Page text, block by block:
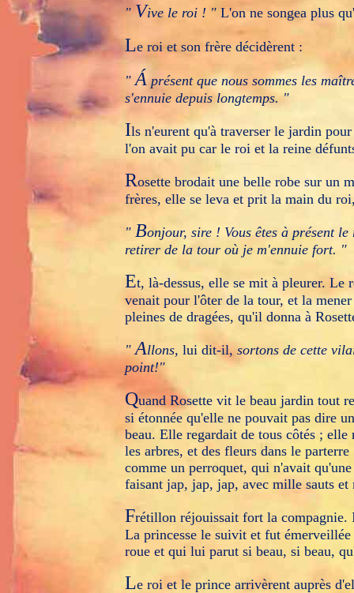
"Vive le roi ! " L'on ne songea plus
Le roi et son frère décidèrent :
"Á présent que nous sommes les
s'ennuie depuis longtemps. "
Ils n'eurent qu'à traverser le jardin
l'on avait pu car le roi et la reine
Rosette brodait une belle robe sur un
frères, elle se leva et prit la main du
" Bonjour, sire ! Vous êtes à présent
retirer de la tour où je m'ennuie fort. "
Et, là-dessus, elle se mit à pleurer.
venait pour l'ôter de la tour, et la
pleines de dragées, qu'il donna à
"Allons, lui dit-il, sortons de cette
point!"
Quand Rosette vit le beau jardin tout
si étonnée qu'elle ne pouvait pas dire
beau. Elle regardait de tous côtés ;
les arbres, et des fleurs dans le
comme un perroquet, qui n'avait
faisant jap, jap, jap, avec mille sauts
Frétillon réjouissait fort la
La princesse le suivit et fut
roue et qui lui parut si beau, si beau,
Le roi et le prince arrivèrent auprès